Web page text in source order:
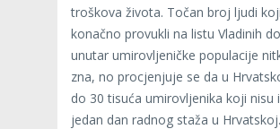
troškova života. Točan broj ljudi
konačno provukli na listu Vladinih
unutar umirovljeničke populacije
zna, no procjenjuje se da u
do 30 tisuća umirovljenika koji nisu
jedan dan radnog staža u